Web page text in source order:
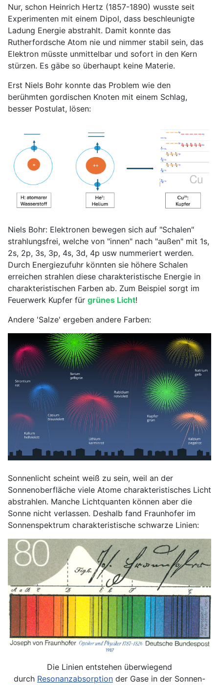
Nur, schon Heinrich Hertz (1857-1890) wusste seit
Experimenten mit einem Dipol, dass beschleunigte
Ladung Energie abstrahlt. Damit konnte das
Rutherfordsche Atom nie und nimmer stabil sein, das
Elektron müsste unmittelbar und sofort in den Kern
stürzen. Es gäbe so überhaupt keine Materie.
Erst Niels Bohr konnte das Problem wie den
berühmten gordischen Knoten mit einem Schlag,
besser Postulat, lösen:
Niels Bohr: Elektronen bewegen sich auf "Schalen"
strahlungsfrei, welche von "innen" nach "außen" mit 1s,
2s, 2p, 3s, 3p, 4s, 3d, 4p usw nummeriert werden.
Durch Energiezufuhr könnten sie höhere Schalen
erreichen strahlen diese charakteristische Energie in
charakteristischen Farben ab. Zum Beispiel sorgt im
Feuerwerk Kupfer für grünes Licht!
Andere 'Salze' ergeben andere Farben:
Sonnenlicht scheint weiß zu sein, weil an der
Sonnenoberfläche viele Atome charakteristisches Licht
abstrahlen. Manche Lichtquanten können aber die
Sonne nicht verlassen. Deshalb fand Fraunhofer im
Sonnenspektrum charakteristische schwarze Linien:
Die Linien entstehen überwiegend
durch Resonanzabsorption der Gase in der Sonnen-